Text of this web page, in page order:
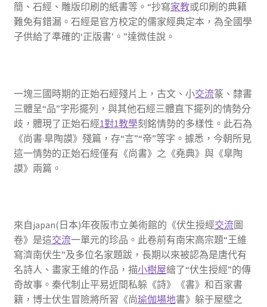
簡、石經、雕版印刷的紙書等。“抄寫家教或印刷的典籍
難免有錯漏。石經是官方校定的儒家經典定本，為全國學
子供給了準確的‘正版書’。”達微佳說。
一塊三國時期的正始石經殘片上，古文、小交流篆、隸書
三體呈“品”字形擺列，與其他石經三體直下擺列的情勢分
歧，體現了正始石經1對1教學刻銘情勢的多樣性。此石為
《尚書·臯陶謨》殘篇，存“言”“帝”等字。據悉，今朝所見
這一情勢的正始石經僅有《尚書》之《堯典》與《臯陶
謨》兩篇。
來自japan(日本)年夜阪市立美術館的《伏生授經交流圖
卷》是這交流一單元的珍品。此卷前有南宋高宗題“王維
寫濟南伏生”及多位名家題跋，長期以來被認為是唐代有
名詩人、畫家王維的作品，描小樹屋繪了“伏生授經”的傳
奇故事。秦代制止平易近間私躲《詩》《書》和百家書
籍，博士伏生冒險將所習《尚瑜伽場地書》躲于屋壁之